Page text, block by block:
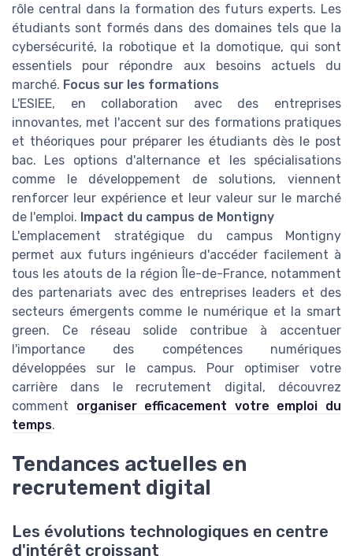
rôle central dans la formation des futurs experts. Les
étudiants sont formés dans des domaines tels que la
cybersécurité, la robotique et la domotique, qui sont
essentiels pour répondre aux besoins actuels du
marché. Focus sur les formations
L'ESIEE, en collaboration avec des entreprises
innovantes, met l'accent sur des formations pratiques
et théoriques pour préparer les étudiants dès le post
bac. Les options d'alternance et les spécialisations
comme le développement de solutions, viennent
renforcer leur expérience et leur valeur sur le marché
de l'emploi. Impact du campus de Montigny
L'emplacement stratégique du campus Montigny
permet aux futurs ingénieurs d'accéder facilement à
tous les atouts de la région Île-de-France, notamment
des partenariats avec des entreprises leaders et des
secteurs émergents comme le numérique et la smart
green. Ce réseau solide contribue à accentuer
l'importance des compétences numériques
développées sur le campus. Pour optimiser votre
carrière dans le recrutement digital, découvrez
comment organiser efficacement votre emploi du
temps.
Tendances actuelles en
recrutement digital
Les évolutions technologiques en centre
d'intérêt croissant